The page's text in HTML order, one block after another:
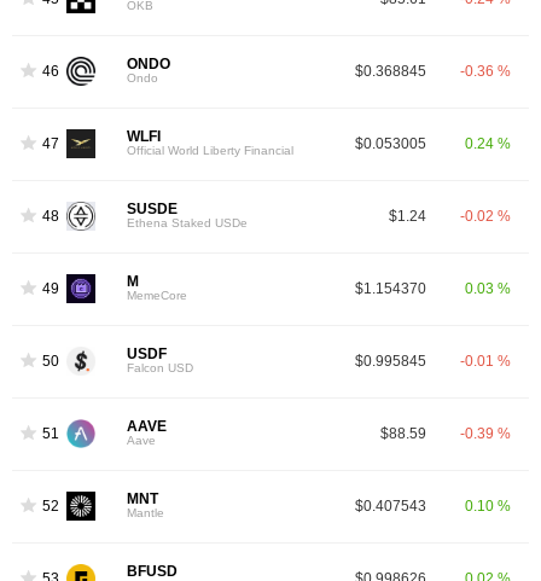
OKB
46 ONDO
Ondo $0.368845 -0.36 %
47 WLFI
Official World Liberty Financial $0.053005 0.24 %
48 SUSDE
Ethena Staked USDe $1.24 -0.02 %
49 M
MemeCore $1.154370 0.03 %
50 USDF
Falcon USD $0.995845 -0.01 %
51 AAVE
Aave $88.59 -0.39 %
52 MNT
Mantle $0.407543 0.10 %
BFUSD